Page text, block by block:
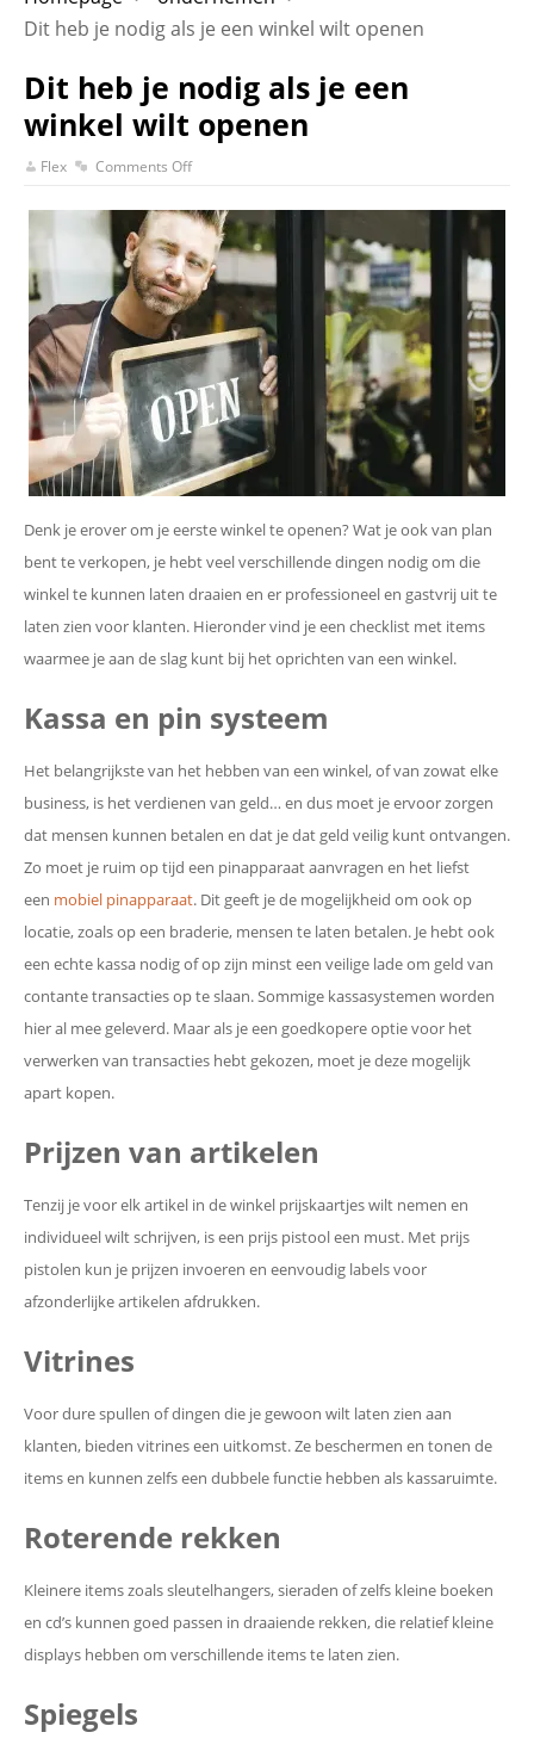
Dit heb je nodig als je een winkel wilt openen
Dit heb je nodig als je een
winkel wilt openen
Flex Comments Off
Denk je erover om je eerste winkel te openen? Wat je ook van plan
bent te verkopen, je hebt veel verschillende dingen nodig om die
winkel te kunnen laten draaien en er professioneel en gastvrij uit te
laten zien voor klanten. Hieronder vind je een checklist met items
waarmee je aan de slag kunt bij het oprichten van een winkel.
Kassa en pin systeem
Het belangrijkste van het hebben van een winkel, of van zowat elke
business, is het verdienen van geld… en dus moet je ervoor zorgen
dat mensen kunnen betalen en dat je dat geld veilig kunt ontvangen.
Zo moet je ruim op tijd een pinapparaat aanvragen en het liefst
een mobiel pinapparaat. Dit geeft je de mogelijkheid om ook op
locatie, zoals op een braderie, mensen te laten betalen. Je hebt ook
een echte kassa nodig of op zijn minst een veilige lade om geld van
contante transacties op te slaan. Sommige kassasystemen worden
hier al mee geleverd. Maar als je een goedkopere optie voor het
verwerken van transacties hebt gekozen, moet je deze mogelijk
apart kopen.
Prijzen van artikelen
Tenzij je voor elk artikel in de winkel prijskaartjes wilt nemen en
individueel wilt schrijven, is een prijs pistool een must. Met prijs
pistolen kun je prijzen invoeren en eenvoudig labels voor
afzonderlijke artikelen afdrukken.
Vitrines
Voor dure spullen of dingen die je gewoon wilt laten zien aan
klanten, bieden vitrines een uitkomst. Ze beschermen en tonen de
items en kunnen zelfs een dubbele functie hebben als kassaruimte.
Roterende rekken
Kleinere items zoals sleutelhangers, sieraden of zelfs kleine boeken
en cd’s kunnen goed passen in draaiende rekken, die relatief kleine
displays hebben om verschillende items te laten zien.
Spiegels